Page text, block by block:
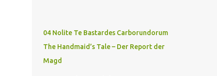
um ein für Gilead lebenswichtiges
Botschafterin Castillo konfrontiert Serena
mit ihrem Buch „Der Platz einer Frau”, das
04 Nolite Te Bastardes Carborundorum
The Handmaid’s Tale – Der Report der
Magd